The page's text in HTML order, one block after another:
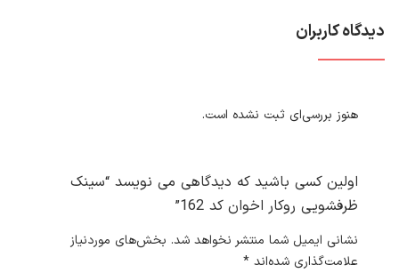
دیدگاه کاربران
هنوز بررسی‌ای ثبت نشده است.
اولین کسی باشید که دیدگاهی می نویسد “سینک
ظرفشویی روکار اخوان کد 162”
نشانی ایمیل شما منتشر نخواهد شد. بخش‌های موردنیاز
علامت‌گذاری شده‌اند *